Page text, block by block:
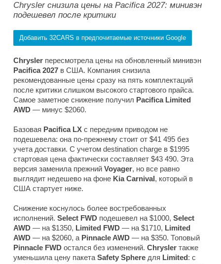
Chrysler снизила цены на Pacifica 2027: минивэн
подешевел после критики
Добавить 32CARS в предпочитаемые источники Google
Chrysler пересмотрела цены на обновленный минивэн
Pacifica 2027 в США. Компания снизила
рекомендованные цены сразу на пять комплектаций
после критики слишком высокого стартового прайса.
Самое заметное снижение получил Pacifica Limited
AWD — минус $2060.
Базовая Pacifica LX с передним приводом не
подешевела: она по-прежнему стоит от $41 495 без
учета доставки. С учетом destination charge в $1995
стартовая цена фактически составляет $43 490. Эта
версия заменила прежний Voyager, но все равно
выглядит недешево на фоне Kia Carnival, который в
США стартует ниже.
Снижение коснулось более востребованных
исполнений. Select FWD подешевел на $1000, Select
AWD — на $1350, Limited FWD — на $1710, Limited
AWD — на $2060, а Pinnacle AWD — на $350. Топовый
Pinnacle FWD остался без изменений. Chrysler также
уменьшила цену пакета Safety Sphere для Limited: с